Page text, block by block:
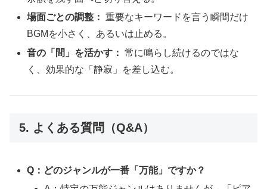
場面ごとの調整： 重要なキーワードを言う瞬間だけ
BGMを小さく、あるいは止める。
音の「間」を活かす： 常に鳴らし続けるのではな
く、効果的な「静寂」を差し込む。
5. よくある質問（Q&A）
Q：どのジャンルが一番「万能」ですか？